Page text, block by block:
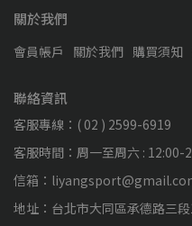
關於我們
會員帳戶 關於我們 購買須知
聯絡資訊
客服專線：( 02 ) 2599-6919
客服時間：周一至周六 : 12:00-
信箱：
地址：台北市大同區承德路三